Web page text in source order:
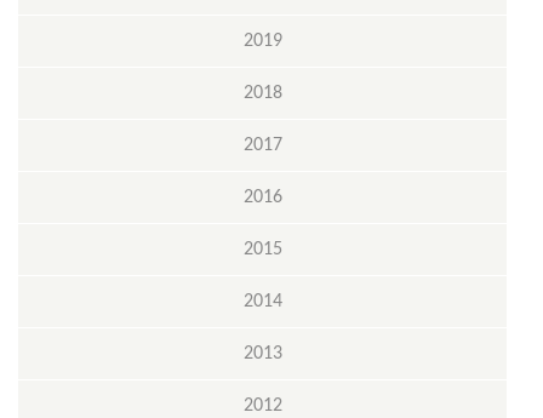
2019
2018
2017
2016
2015
2014
2013
2012